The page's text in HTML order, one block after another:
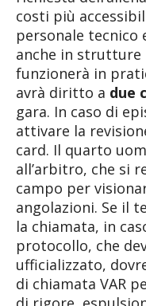
costi più
personale tecnico
anche in strutture
funzionerà in
avrà diritto a due
gara. In caso di
attivare la
card. Il quarto
all’arbitro, che si
campo per
angolazioni. Se il
la chiamata, in
protocollo, che
ufficializzato,
di chiamata VAR